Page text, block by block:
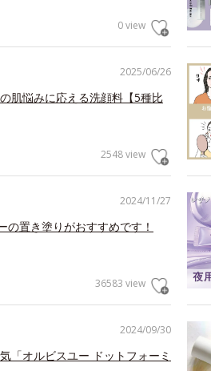
0 view
2025/06/26
肌悩みに応える洗顔料【5種比
2548 view
2024/11/27
の置き塗りがおすすめです！
36583 view
2024/09/30
「オルビスユー ドットフォーミ